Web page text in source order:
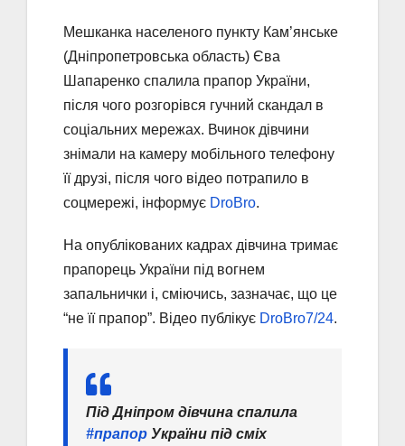
Мешканка населеного пункту Кам’янське
(Дніпропетровська область) Єва
Шапаренко спалила прапор України,
після чого розгорівся гучний скандал в
соціальних мережах. Вчинок дівчини
знімали на камеру мобільного телефону
її друзі, після чого відео потрапило в
соцмережі, інформує DroBro.
На опублікованих кадрах дівчина тримає
прапорець України під вогнем
запальнички і, сміючись, зазначає, що це
“не її прапор”. Відео публікує DroBro7/24.
Під Дніпром дівчина спалила
#прапор України під сміх